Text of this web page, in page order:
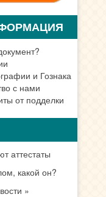
и Гознака
с нами
от подделки
аттестаты
какой он?
»